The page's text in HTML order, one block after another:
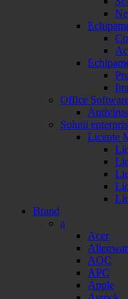
Office
Antivirus
Solutii
Licente
Brand
a
Acer
AOC
APC
Apple